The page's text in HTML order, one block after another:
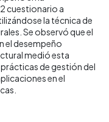
cuestionario a
la técnica de
Se observó que el
el desempeño
medió esta
de gestión del
en el